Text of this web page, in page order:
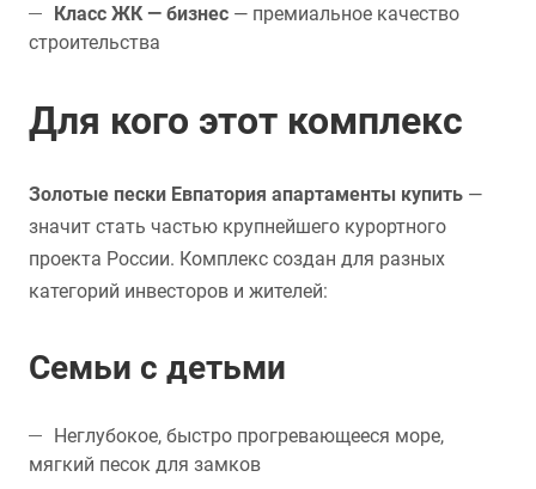
Класс ЖК — бизнес — премиальное качество
строительства
Для кого этот комплекс
Золотые пески Евпатория апартаменты купить —
значит стать частью крупнейшего курортного
проекта России. Комплекс создан для разных
категорий инвесторов и жителей:
Семьи с детьми
Неглубокое, быстро прогревающееся море,
мягкий песок для замков